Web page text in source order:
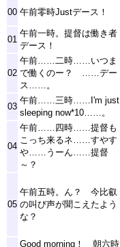
00 午前零時Justデース！
01
午前一時。提督は働き者
デース！
02
午前……二時……いつま
で働くのー？ ……デー
ス……。
03
午前……三時……I'm just
sleeping now*10……。
04
午前……四時……提督も
こっち来るネ……すやす
や……うーん……提督
～？
05
午前五時。ん？ 今比叡
の叫び声が聞こえたよう
な？
Good morning！ 朝六時